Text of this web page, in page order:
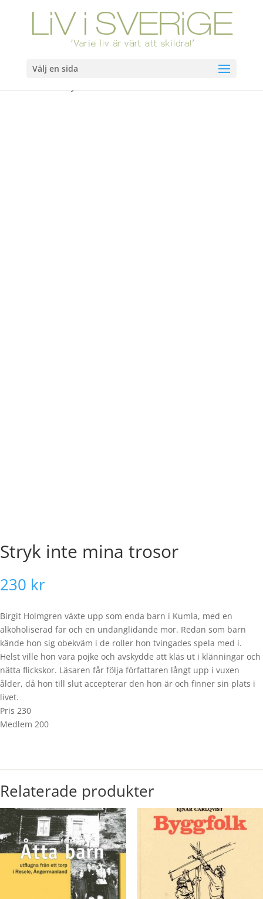
Välj en sida
Stryk inte mina trosor
230 kr
Birgit Holmgren växte upp som enda barn i Kumla, med en
alkoholiserad far och en undanglidande mor. Redan som barn
kände hon sig obekväm i de roller hon tvingades spela med i.
Helst ville hon vara pojke och avskydde att kläs ut i klänningar och
nätta flickskor. Läsaren får följa författaren långt upp i vuxen
ålder, då hon till slut accepterar den hon är och finner sin plats i
livet.
Pris 230
Medlem 200
Relaterade produkter